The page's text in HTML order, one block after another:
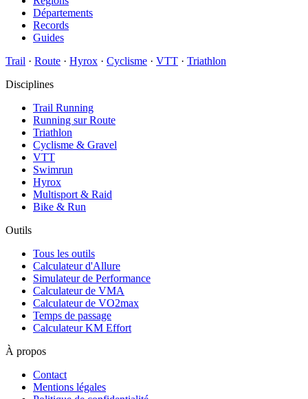
Départements
Records
Guides
Trail · Route · Hyrox · Cyclisme · VTT · Triathlon
Disciplines
Trail Running
Running sur Route
Triathlon
Cyclisme & Gravel
VTT
Swimrun
Hyrox
Multisport & Raid
Bike & Run
Outils
Tous les outils
Calculateur d'Allure
Simulateur de Performance
Calculateur de VMA
Calculateur de VO2max
Temps de passage
Calculateur KM Effort
À propos
Contact
Mentions légales